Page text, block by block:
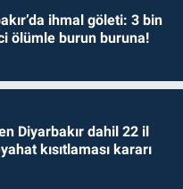
ihmal göleti: 3 bin
ölümle burun buruna!
Diyarbakır dahil 22 il
kısıtlaması kararı